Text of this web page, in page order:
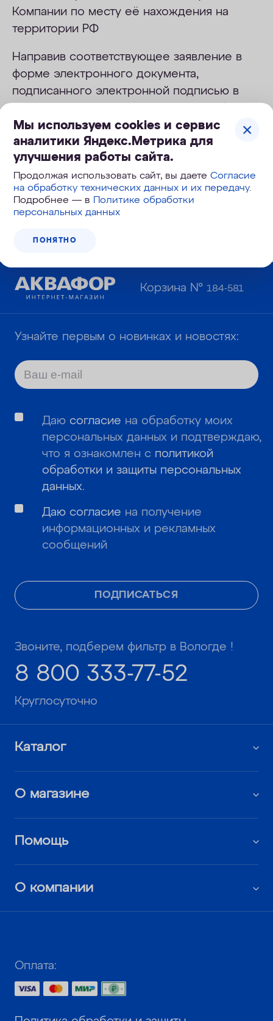
Компании по месту её нахождения на
территории РФ
Направив соответствующее заявление в
форме электронного документа,
подписанного электронной подписью в
адрес электронной почты
support@shop.aquaphor.ru;
Через личный кабинет на сайте;
По телефону Горячей линии Компании.
Мы используем cookies и сервис
аналитики Яндекс.Метрика для
улучшения работы сайта.
Продолжая использовать сайт, вы даетеСогласие
на обработку технических данных и их передачу.
Подробнее — в
Политике обработки
персональных данных
ПОНЯТНО
Корзина №184-581
Узнайте первым о новинках и новостях:
ПОДПИСАТЬСЯ
Даю согласие на обработку моих
персональных данных и подтверждаю,
что я ознакомлен с политикой
обработки и защиты персональных
данных.
Даю согласие на получение
информационных и рекламных
сообщений
Звоните, подберем фильтр в Вологде !
8 800 333-77-52
Круглосуточно
Каталог
О магазине
Помощь
О компании
Оплата: